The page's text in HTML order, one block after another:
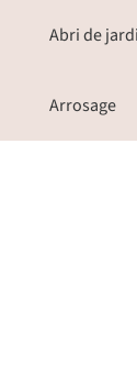
Abri de
Arrosage